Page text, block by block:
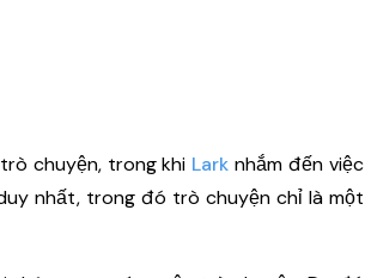
chuyện, trong khi Lark nhắm đến việc
nhất, trong đó trò chuyện chỉ là một